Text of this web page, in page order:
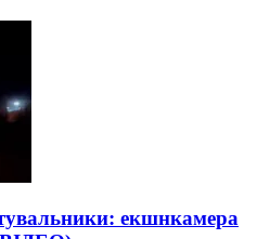
екшнкамера